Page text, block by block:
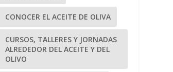
CONOCER EL ACEITE DE OLIVA
CURSOS, TALLERES Y JORNADAS
ALREDEDOR DEL ACEITE Y DEL
OLIVO